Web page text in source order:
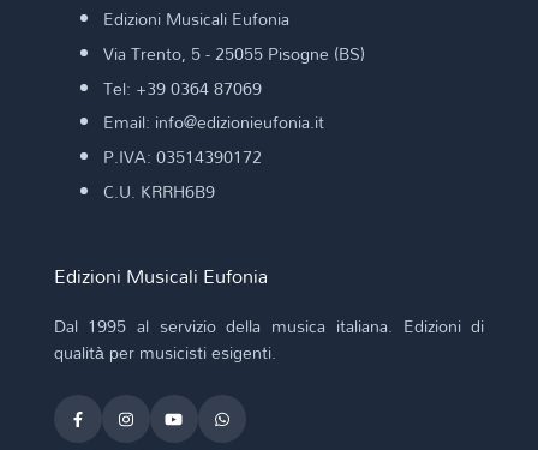
Edizioni Musicali Eufonia
Via Trento, 5 - 25055 Pisogne (BS)
Tel: +39 0364 87069
Email: info@edizionieufonia.it
P.IVA: 03514390172
C.U. KRRH6B9
Edizioni Musicali Eufonia
Dal 1995 al servizio della musica italiana. Edizioni di
qualità per musicisti esigenti.